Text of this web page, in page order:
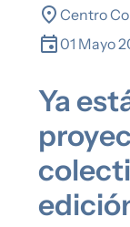
location_on Centro
event01 Mayo
Ya